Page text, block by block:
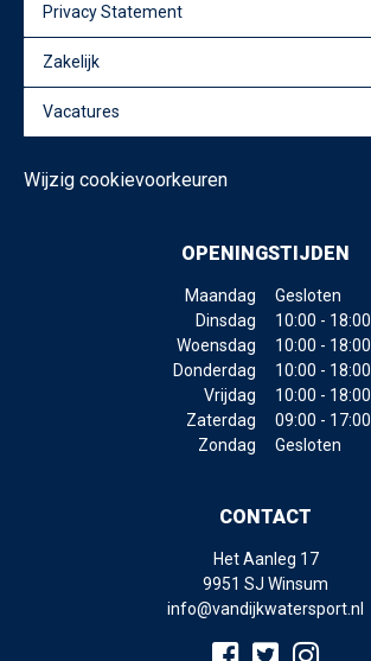
Privacy Statement
Zakelijk
Vacatures
Wijzig cookievoorkeuren
OPENINGSTIJDEN
Maandag
Gesloten
Dinsdag
10:00 - 18:00
Woensdag
10:00 - 18:00
Donderdag
10:00 - 18:00
Vrijdag
10:00 - 18:00
Zaterdag
09:00 - 17:00
Zondag
Gesloten
CONTACT
Het Aanleg 17
9951 SJ Winsum
info@vandijkwatersport.nl